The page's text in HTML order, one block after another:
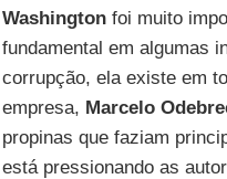
Washingtonfoi muito
fundamental em algumas
corrupção, ela existe em
empresa, Marcelo
propinas que faziam
está pressionando as